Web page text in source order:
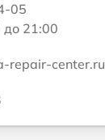
05
до 21:00
repair-center.ru